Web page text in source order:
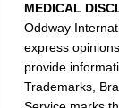
MEDICAL
Oddway
express
provide
Trademarks,